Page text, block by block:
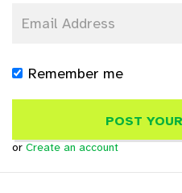
Remember me
or Create an account